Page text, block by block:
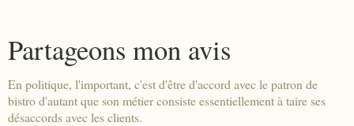
Partageons mon avis
En politique, l'important, c'est d'être d'accord avec le patron de
bistro d'autant que son métier consiste essentiellement à taire ses
désaccords avec les clients.